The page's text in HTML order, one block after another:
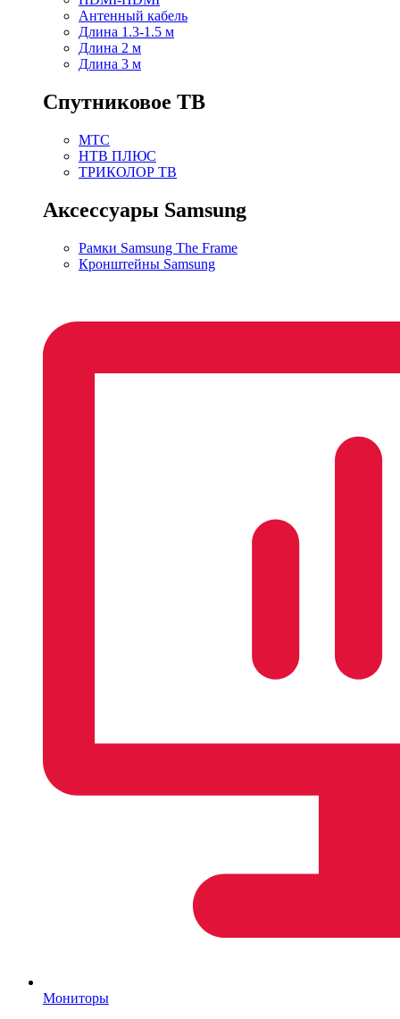
Антенный кабель
Длина 1.3-1.5 м
Длина 2 м
Длина 3 м
Спутниковое ТВ
МТС
НТВ ПЛЮС
ТРИКОЛОР ТВ
Аксессуары Samsung
Рамки Samsung The Frame
Кронштейны Samsung
Мониторы